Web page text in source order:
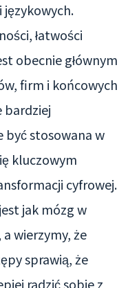
językowych.
łatwości
obecnie głównym
firm i końcowych
bardziej
być stosowana w
kluczowym
cyfrowej.
jak mózg w
wierzymy, że
sprawią, że
radzić sobie z